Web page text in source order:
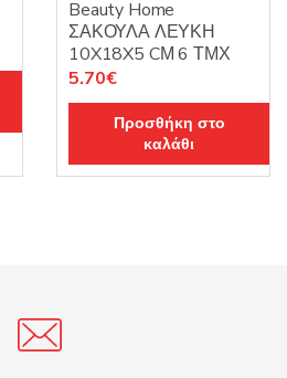
Beauty Home
ΣΑΚΟΥΛΑ ΛΕΥΚΗ
10X18X5 CΜ 6 ΤΜΧ
5.70€
Προσθήκη στο
καλάθι